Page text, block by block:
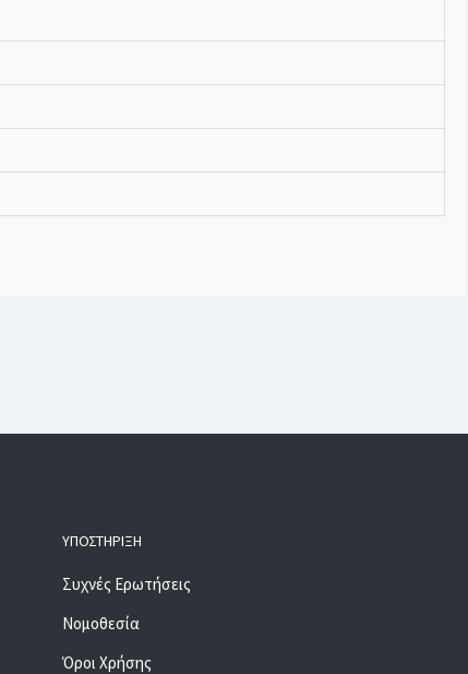
ΥΠΟΣΤΉΡΙΞΗ
Συχνές Ερωτήσεις
Νομοθεσία
Όροι Χρήσης